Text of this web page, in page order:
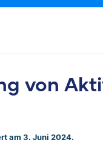
von
am 3. Juni 2024.